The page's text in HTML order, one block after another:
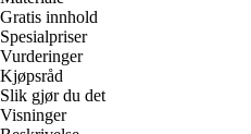
Gratis innhold
Spesialpriser
Vurderinger
Kjøpsråd
Slik gjør du det
Visninger